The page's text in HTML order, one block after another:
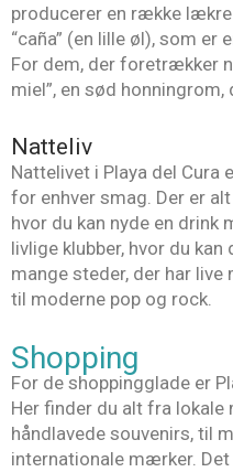
producerer en række lækre
“caña” (en lille øl), som er
For dem, der foretrækker
miel”, en sød
Natteliv
Nattelivet i Playa del Cura
for enhver smag. Der er
hvor du kan nyde en drink
livlige klubber, hvor du
mange steder, der har
til moderne pop og rock.
Shopping
For de shoppingglade er
Her finder du alt fra lokale
håndlavede souvenirs, til
internationale mærker.